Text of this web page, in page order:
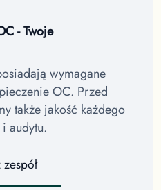
- Twoje
wymagane
OC. Przed
także jakość każdego
audytu.